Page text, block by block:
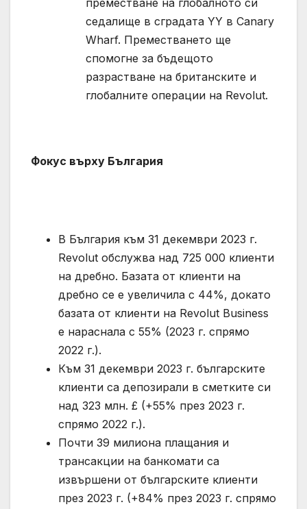
седалище в сградата YY в Canary
Wharf. Преместването ще
спомогне за бъдещото
разрастване на британските и
глобалните операции на Revolut.
Фокус върху България
В България към 31 декември 2023 г.
Revolut обслужва над 725 000 клиенти
на дребно. Базата от клиенти на
дребно се е увеличила с 44%, докато
базата от клиенти на Revolut Business
е нараснала с 55% (2023 г. спрямо
2022 г.).
Към 31 декември 2023 г. българските
клиенти са депозирали в сметките си
над 323 млн. £ (+55% през 2023 г.
спрямо 2022 г.).
Почти 39 милиона плащания и
трансакции на банкомати са
извършени от българските клиенти
през 2023 г. (+84% през 2023 г. спрямо